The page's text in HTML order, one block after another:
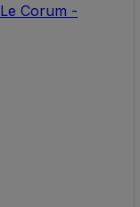
Le Corum -